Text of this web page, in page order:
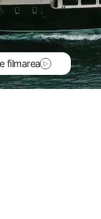
filmarea